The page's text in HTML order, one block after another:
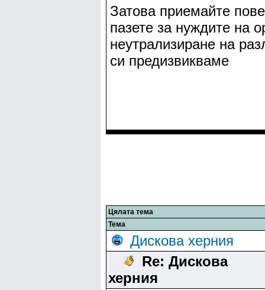
Затова приемайте
пазете за нуждите на
неутрализиране на
си предизвикваме
Цялата тема
Тема
Дискова херния
Re: Дискова
херния